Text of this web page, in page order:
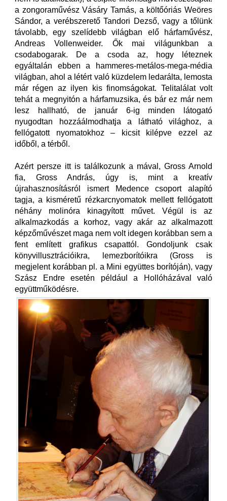
a zongoraművész Vásáry Tamás, a költőóriás Weöres
Sándor, a verébszerető Tandori Dezső, vagy a tőlünk
távolabb, egy szelídebb világban elő hárfaművész,
Andreas Vollenweider. Ők mai világunkban a
csodabogarak. De a csoda az, hogy léteznek
egyáltalán ebben a hammeres-metálos-mega-média
világban, ahol a létért való küzdelem ledarálta, lemosta
már régen az ilyen kis finomságokat. Telitalálat volt
tehát a megnyitón a hárfamuzsika, és bár ez már nem
lesz hallható, de január 6-ig minden látogató
nyugodtan hozzáálmodhatja a látható világhoz, a
fellógatott nyomatokhoz – kicsit kilépve ezzel az
időből, a térből.
Azért persze itt is találkozunk a mával, Gross Arnold
fia, Gross András, úgy is, mint a kreatív
újrahasznosításról ismert Medence csoport alapító
tagja, a kisméretű rézkarcnyomatok mellett fellógatott
néhány molinóra kinagyított művet. Végül is az
alkalmazkodás a korhoz, vagy akár az alkalmazott
képzőművészet maga nem volt idegen korábban sem a
fent említett grafikus csapattól. Gondoljunk csak
könyvillusztrációikra, lemezborítóikra (Gross is
megjelent korábban pl. a Mini együttes borítóján), vagy
Szász Endre esetén például a Hollóházával való
együttműködésre.